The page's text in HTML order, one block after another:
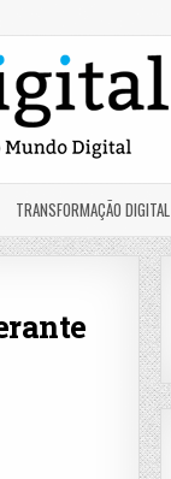
TRANSFORMAÇÃO DIGITAL